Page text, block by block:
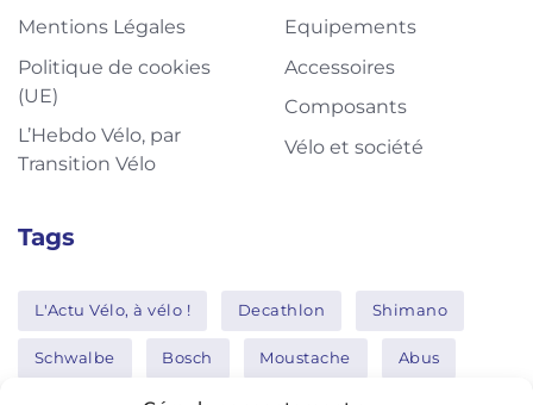
Mentions Légales
Politique de cookies
(UE)
L’Hebdo Vélo, par
Transition Vélo
Equipements
Accessoires
Composants
Vélo et société
Tags
L'Actu Vélo, à vélo ! Decathlon Shimano
Schwalbe Bosch Moustache Abus